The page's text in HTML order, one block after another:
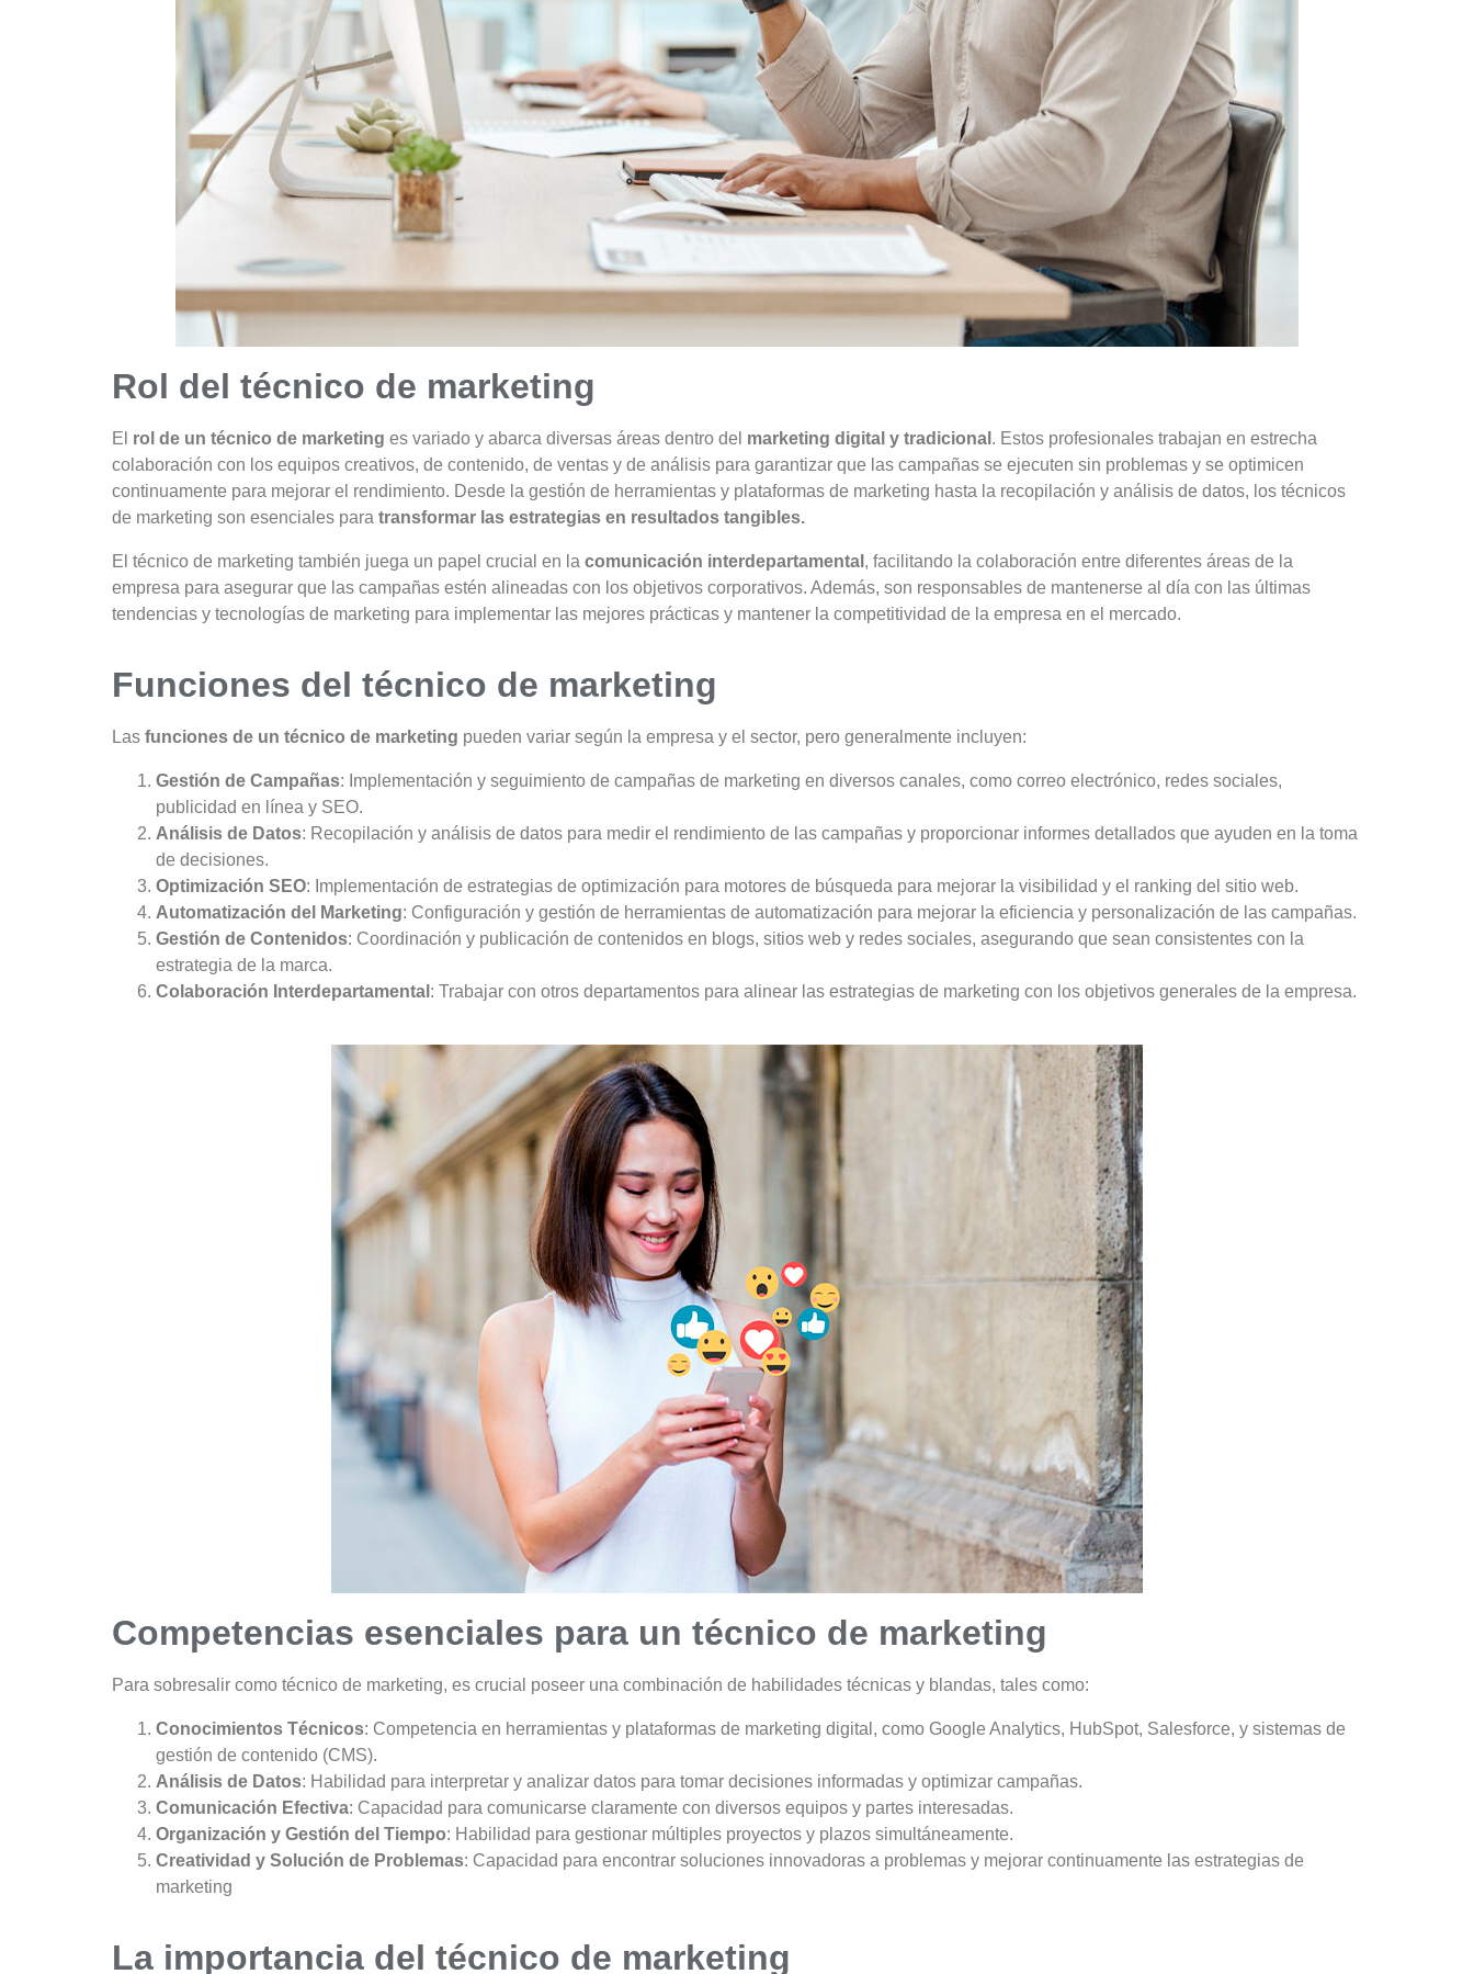
Rol del técnico de marketing
El rol de un técnico de marketing es variado y abarca diversas áreas dentro del marketing digital y tradicional . Estos profesionales trabajan en estrecha
colaboración con los equipos creativos, de contenido, de ventas y de análisis para garantizar que las campañas se ejecuten sin problemas y se optimicen
continuamente para mejorar el rendimiento. Desde la gestión de herramientas y plataformas de marketing hasta la recopilación y análisis de datos, los técnicos
de marketing son esenciales para transformar las estrategias en resultados tangibles.
El técnico de marketing también juega un papel crucial en la comunicación interdepartamental , facilitando la colaboración entre diferentes áreas de la
empresa para asegurar que las campañas estén alineadas con los objetivos corporativos. Además, son responsables de mantenerse al día con las últimas
tendencias y tecnologías de marketing para implementar las mejores prácticas y mantener la competitividad de la empresa en el mercado.
Funciones del técnico de marketing
Las funciones de un técnico de marketing pueden variar según la empresa y el sector, pero generalmente incluyen:
Gestión de Campañas: Implementación y seguimiento de campañas de marketing en diversos canales, como correo electrónico, redes sociales,
publicidad en línea y SEO.
Análisis de Datos: Recopilación y análisis de datos para medir el rendimiento de las campañas y proporcionar informes detallados que ayuden en la toma
de decisiones.
Optimización SEO: Implementación de estrategias de optimización para motores de búsqueda para mejorar la visibilidad y el ranking del sitio web.
Automatización del Marketing: Configuración y gestión de herramientas de automatización para mejorar la eficiencia y personalización de las campañas.
Gestión de Contenidos: Coordinación y publicación de contenidos en blogs, sitios web y redes sociales, asegurando que sean consistentes con la
estrategia de la marca.
Colaboración Interdepartamental : Trabajar con otros departamentos para alinear las estrategias de marketing con los objetivos generales de la empresa.
Competencias esenciales para un técnico de marketing
Para sobresalir como técnico de marketing, es crucial poseer una combinación de habilidades técnicas y blandas, tales como:
Conocimientos Técnicos: Competencia en herramientas y plataformas de marketing digital, como Google Analytics, HubSpot, Salesforce, y sistemas de
gestión de contenido (CMS).
Análisis de Datos: Habilidad para interpretar y analizar datos para tomar decisiones informadas y optimizar campañas.
Comunicación Efectiva: Capacidad para comunicarse claramente con diversos equipos y partes interesadas.
Organización y Gestión del Tiempo: Habilidad para gestionar múltiples proyectos y plazos simultáneamente.
Creatividad y Solución de Problemas: Capacidad para encontrar soluciones innovadoras a problemas y mejorar continuamente las estrategias de
marketing
La importancia del técnico de marketing